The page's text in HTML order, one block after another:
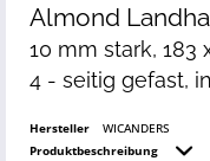
Almond
10 mm stark, 183
4 - seitig gefast,
Hersteller
WICANDERS
Produktbeschreibung